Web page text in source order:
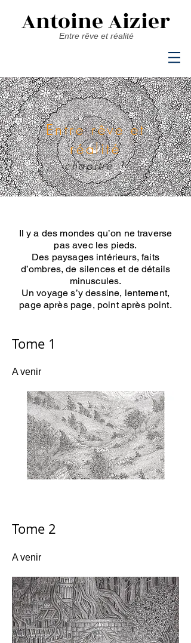
Antoine Aizier
Entre rêve et réalité
Entre rêve et
réalité
chapitre 1
Il y a des mondes qu’on ne traverse
pas avec les pieds.
Des paysages intérieurs, faits
d’ombres, de silences et de détails
minuscules.
Un voyage s’y dessine, lentement,
page après page, point après point.
Tome 1
A venir
Tome 2
A venir